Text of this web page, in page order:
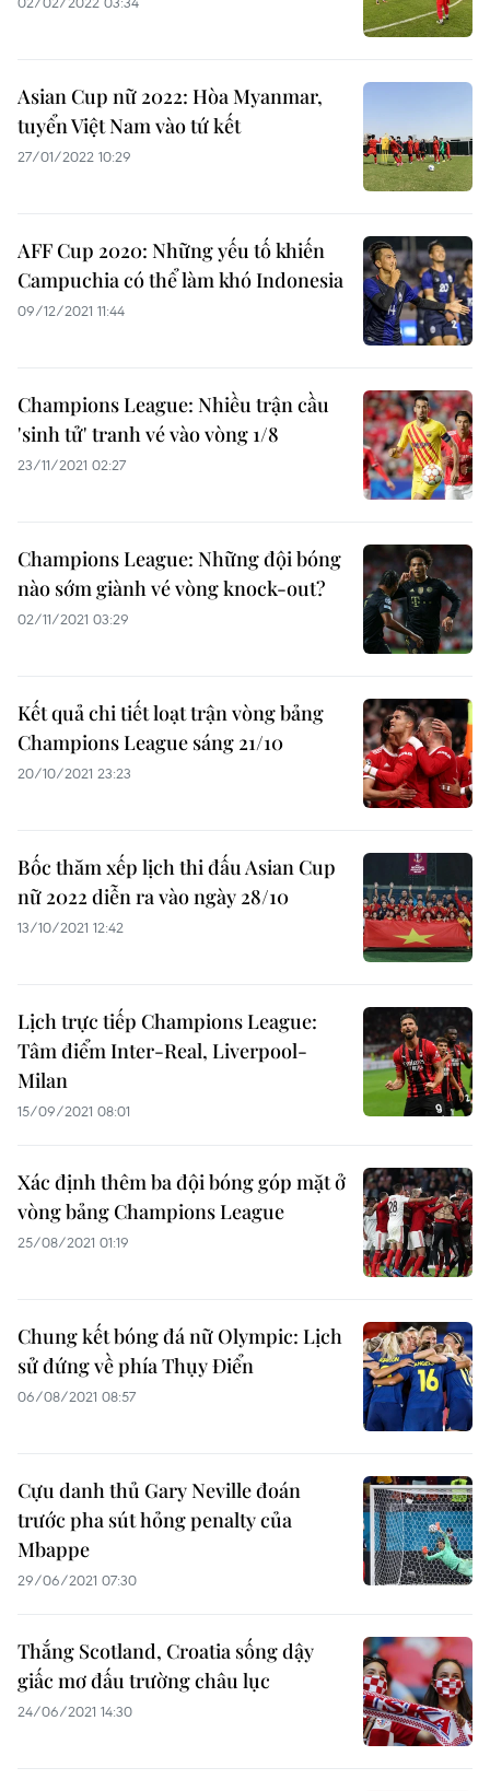
Asian Cup nữ 2022: Hòa Myanmar,
tuyển Việt Nam vào tứ kết
27/01/2022 10:29
AFF Cup 2020: Những yếu tố khiến
Campuchia có thể làm khó Indonesia
09/12/2021 11:44
Champions League: Nhiều trận cầu
'sinh tử' tranh vé vào vòng 1/8
23/11/2021 02:27
Champions League: Những đội bóng
nào sớm giành vé vòng knock-out?
02/11/2021 03:29
Kết quả chi tiết loạt trận vòng bảng
Champions League sáng 21/10
20/10/2021 23:23
Bốc thăm xếp lịch thi đấu Asian Cup
nữ 2022 diễn ra vào ngày 28/10
13/10/2021 12:42
Lịch trực tiếp Champions League:
Tâm điểm Inter-Real, Liverpool-
Milan
15/09/2021 08:01
Xác định thêm ba đội bóng góp mặt ở
vòng bảng Champions League
25/08/2021 01:19
Chung kết bóng đá nữ Olympic: Lịch
sử đứng về phía Thụy Điển
06/08/2021 08:57
Cựu danh thủ Gary Neville đoán
trước pha sút hỏng penalty của
Mbappe
29/06/2021 07:30
Thắng Scotland, Croatia sống dậy
giấc mơ đấu trường châu lục
24/06/2021 14:30